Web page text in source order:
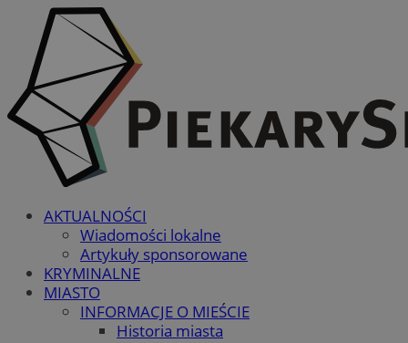
AKTUALNOŚCI
Wiadomości lokalne
Artykuły sponsorowane
KRYMINALNE
MIASTO
INFORMACJE O MIEŚCIE
Historia miasta